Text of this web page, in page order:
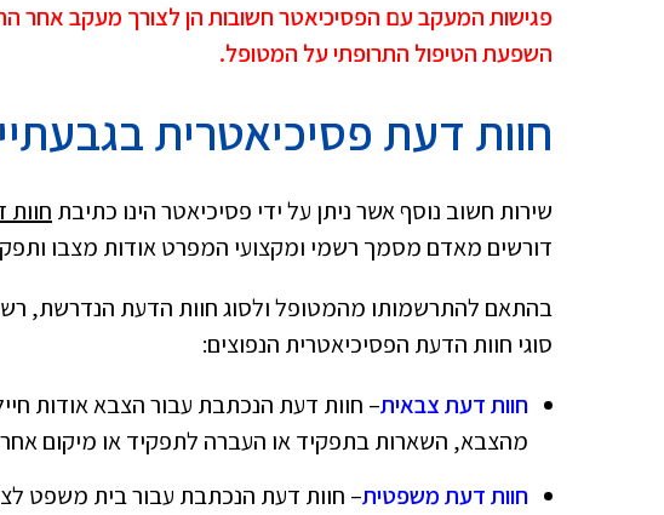
פגישות המעקב עם הפסיכיאטר חשובות הן לצורך מעקב
השפעת הטיפול התרופתי על המטופל.
חוות דעת פסיכיאטרית
שירות חשוב נוסף אשר ניתן על ידי פסיכיאטר הינו כתיבת חוות
דורשים מאדם מסמך רשמי ומקצועי המפרט אודות מצבו
בהתאם להתרשמותו מהמטופל ולסוג חוות הדעת הנדרשת,
סוגי חוות הדעת הפסיכיאטרית הנפוצים:
חוות דעת צבאית– חוות דעת הנכתבת עבור הצבא אודות
מהצבא, השארות בתפקיד או העברה לתפקיד או מיקום
חוות דעת משפטית– חוות דעת הנכתבת עבור בית משפט